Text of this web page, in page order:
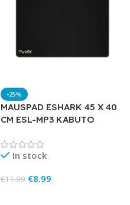
-25%
MAUSPAD ESHARK 45 X 40
CM ESL-MP3 KABUTO
In stock
€11.99 €8.99